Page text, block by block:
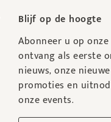
Blijf op de hoogte
Abonneer u op
ontvang als eerste
nieuws, onze
promoties en
onze events.